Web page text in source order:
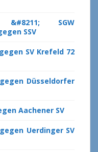
&#8211; SGW
SSV
SV Krefeld 72
gegen Düsseldorfer
Aachener SV
Uerdinger SV